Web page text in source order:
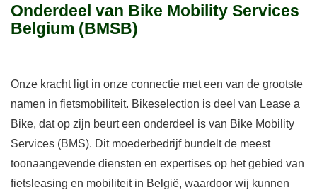
Onderdeel van Bike Mobility Services
Belgium (BMSB)
Onze kracht ligt in onze connectie met een van de grootste
namen in fietsmobiliteit. Bikeselection is deel van Lease a
Bike, dat op zijn beurt een onderdeel is van Bike Mobility
Services (BMS). Dit moederbedrijf bundelt de meest
toonaangevende diensten en expertises op het gebied van
fietsleasing en mobiliteit in België, waardoor wij kunnen